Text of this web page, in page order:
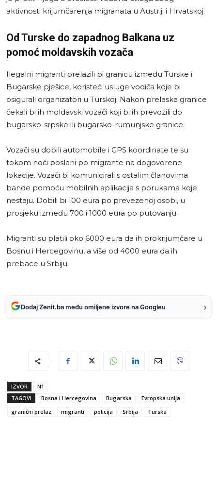
aktivnosti krijumčarenja migranata u Austriji i Hrvatskoj.
Od Turske do zapadnog Balkana uz
pomoć moldavskih vozača
Ilegalni migranti prelazili bi granicu između Turske i
Bugarske pješice, koristeći usluge vodiča koje bi
osigurali organizatori u Turskoj. Nakon prelaska granice
čekali bi ih moldavski vozači koji bi ih prevozili do
bugarsko-srpske ili bugarsko-rumunjske granice.
Vozači su dobili automobile i GPS koordinate te su
tokom noći poslani po migrante na dogovorene
lokacije. Vozači bi komunicirali s ostalim članovima
bande pomoću mobilnih aplikacija s porukama koje
nestaju. Dobili bi 100 eura po prevezenoj osobi, u
prosjeku između 700 i 1000 eura po putovanju.
Migranti su platili oko 6000 eura da ih prokrijumčare u
Bosnu i Hercegovinu, a više od 4000 eura da ih
prebace u Srbiju.
Dodaj Zenit.ba među omiljene izvore na Googleu ›
IZVOR
N1
TAGOVI
Bosna i Hercegovina Bugarska
Evropska unija
granični prelaz
migranti policija Srbija Turska